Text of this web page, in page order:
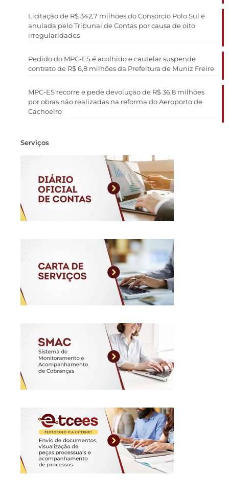
Licitação de R$ 342,7 milhões do Consórcio Polo Sul é
anulada pelo Tribunal de Contas por causa de oito
irregularidades
Pedido do MPC-ES é acolhido e cautelar suspende
contrato de R$ 6,8 milhões da Prefeitura de Muniz Freire
MPC-ES recorre e pede devolução de R$ 36,8 milhões
por obras não realizadas na reforma do Aeroporto de
Cachoeiro
Serviços